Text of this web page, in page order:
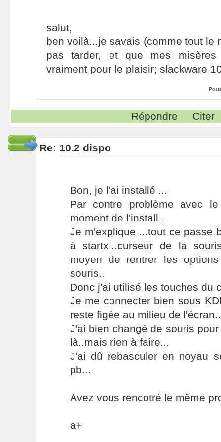
salut,
ben voilà...je savais (comme tout le
pas tarder, et que mes misères
vraiment pour le plaisir; slackware
Répondre Citer
Re: 10.2 dispo
Bon, je l'ai installé ...
Par contre problème avec
moment de l'install..
Je m'explique ...tout ce passe
à startx...curseur de la
moyen de rentrer les
souris..
Donc j'ai utilisé les touches du
Je me connecter bien sous
reste figée au milieu de l'écran..
J'ai bien changé de souris
là..mais rien à faire...
J'ai dû rebasculer en noyau
pb...
Avez vous rencotré le même
a+